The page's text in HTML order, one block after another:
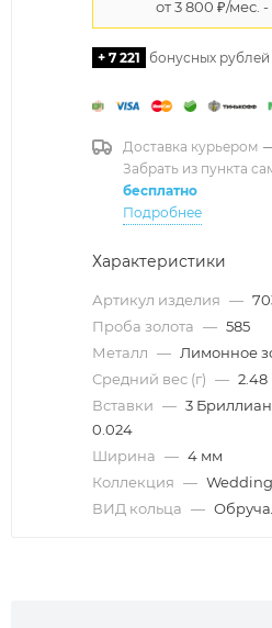
+ 7 221 бонусных рублей
Доставка курьером
Забрать из пункта
бесплатно
Подробнее
Характеристики
Артикул изделия —
Проба золота — 585
Металл — Лимонное
Средний вес (г) — 2.48
Вставки — 3
0.024
Ширина — 4 мм
Коллекция — Wedding
ВИД кольца —